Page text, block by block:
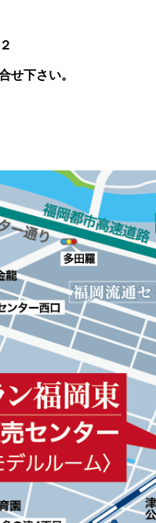
せ下さい。